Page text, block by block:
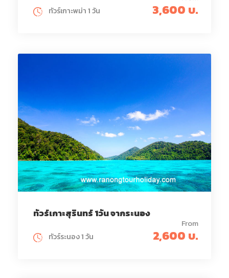
3,600 บ.
ทัวร์เกาะพม่า 1 วัน
ทัวร์เกาะสุรินทร์ 1วัน จากระนอง
From
2,600 บ.
ทัวร์ระนอง 1 วัน